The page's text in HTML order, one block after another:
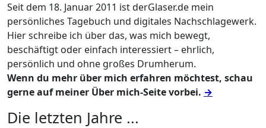
Seit dem 18. Januar 2011 ist derGlaser.de mein
persönliches Tagebuch und digitales Nachschlagewerk.
Hier schreibe ich über das, was mich bewegt,
beschäftigt oder einfach interessiert – ehrlich,
persönlich und ohne großes Drumherum.
Wenn du mehr über mich erfahren möchtest, schau
gerne auf meiner Über mich-Seite vorbei. →
Die letzten Jahre ...